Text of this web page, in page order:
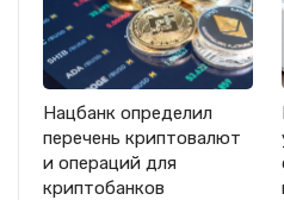
Нацбанк определил
перечень криптовалют
и операций для
криптобанков